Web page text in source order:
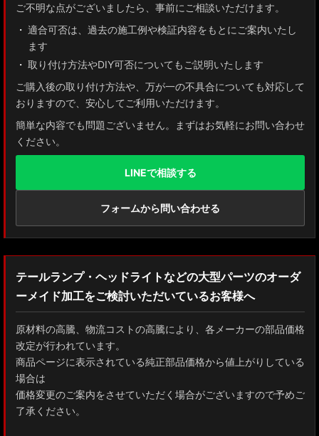
GUN125 ハイラックス
AXUH80/85 MXUA80/85 ハリアー
ZSU60 ハリアー
MXAA54 AXAH54/52 RAV4
GDJ150W/151 WTRJ150 ランドクルーザー プラド
ZVG11/ZSG10 カローラクロス
GXPA16 MXPA12 GRヤリス
MXPH10/MXPA10/MXBA10/KSP210 ヤリス
MXPJ10/15 MXPB10/15 ヤリスクロス
ZYX10 NGX50 C-HR
AAHH40W/AAHH45W/TAHA40W ヴェルファイア
ご不明な点がございましたら、事前にご相談いただけます。
適合可否は、過去の施工例や検証内容をもとにご案内いたし
ます
取り付け方法やDIY可否についてもご説明いたします
ご購入後の取り付け方法や、万が一の不具合についても対応して
おりますので、安心してご利用いただけます。
簡単な内容でも問題ございません。まずはお気軽にお問い合わせ
ください。
LINEで相談する
フォームから問い合わせる
テールランプ・ヘッドライトなどの大型パーツのオーダ
ーメイド加工をご検討いただいているお客様へ
原材料の高騰、物流コストの高騰により、各メーカーの部品価格
改定が行われています。
商品ページに表示されている純正部品価格から値上がりしている
場合は
価格変更のご案内をさせていただく場合がございますので予めご
了承ください。